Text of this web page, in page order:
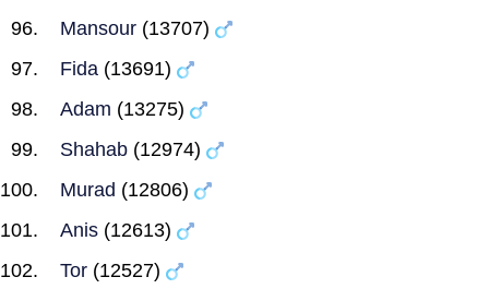
Mansour (13707)
Fida (13691)
Adam (13275)
Shahab (12974)
Murad (12806)
Anis (12613)
Tor (12527)